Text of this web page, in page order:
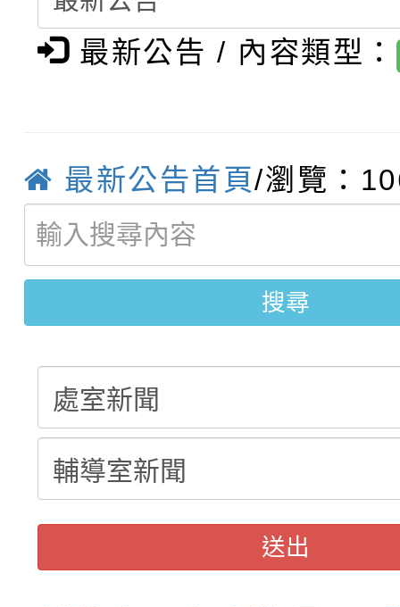
學年度第1學期第7次代
結果(第10招)
【甄選結果(第2招)】
學年度第1學期第9次代
轉知：本市公務人員協
1次會員大會暨第7屆會
推動社區運動俱樂部營
計畫」1 份，請踴躍報
權責核予出席人員公(
桃園區第七屆教育盃羽
【甄選結果(第9招)】
學年度第1學期第7次代
【甄選結果(第1招)】
學年度第1學期第9次
結果(第1招)
【甄選結果(第3招)】
學年度第1學期第8次代
結果(第3招)
最新公告 / 內容類型：
最新公告首頁/瀏覽：
搜尋
送出